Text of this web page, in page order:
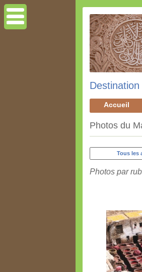
Destination
Accueil
Photos du
Tous les
Photos par